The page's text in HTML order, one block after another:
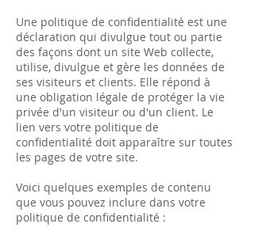
Une politique de confidentialité est une
déclaration qui divulgue tout ou partie
des façons dont un site Web collecte,
utilise, divulgue et gère les données de
ses visiteurs et clients. Elle répond à
une obligation légale de protéger la vie
privée d'un visiteur ou d'un client. Le
lien vers votre politique de
confidentialité doit apparaître sur toutes
les pages de votre site.
Voici quelques exemples de contenu
que vous pouvez inclure dans votre
politique de confidentialité :